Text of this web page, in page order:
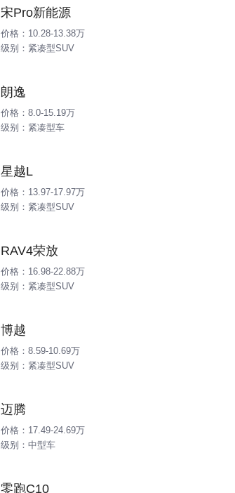
宋Pro新能源
价格：10.28-13.38万
级别：紧凑型SUV
朗逸
价格：8.0-15.19万
级别：紧凑型车
星越L
价格：13.97-17.97万
级别：紧凑型SUV
RAV4荣放
价格：16.98-22.88万
级别：紧凑型SUV
博越
价格：8.59-10.69万
级别：紧凑型SUV
迈腾
价格：17.49-24.69万
级别：中型车
零跑C10